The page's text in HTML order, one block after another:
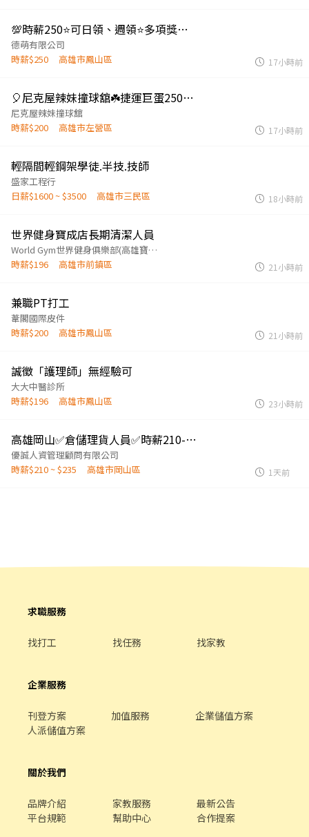
💯時薪250⭐可日領、週領⭐多項獎金年終生日禮金⭐車用鋰電池製造/品檢.hhhf
德萌有限公司
時薪$250
高雄市鳳山區 17小時前
🎈尼克屋辣妹撞球舘☘️捷運巨蛋250公尺/誠徵/早中晚班/打工/兼職/假日/平日
尼克屋辣妹撞球舘
時薪$200
高雄市左營區 17小時前
輕隔間輕鋼架學徒.半技.技師
盛家工程行
日薪$1600 ~ $3500
高雄市三民區 18小時前
世界健身寶成店長期清潔人員
World Gym世界健身俱樂部(高雄寶成店)
時薪$196
高雄市前鎮區 21小時前
兼職PT打工
葦閣國際皮件
時薪$200
高雄市鳳山區 21小時前
誠徵「護理師」無經驗可
大大中醫診所
時薪$196
高雄市鳳山區 23小時前
高雄岡山✅️倉儲理貨人員✅️時薪210-235起✅️書審✅️可日領✅️可週領
優誠人資管理顧問有限公司
時薪$210 ~ $235
高雄市岡山區 1天前
求職服務
找打工 找任務 找家教
企業服務
刊登方案 加值服務
企業儲值方案
人派儲值方案
關於我們
品牌介紹 家教服務
最新公告
平台規範
幫助中心 合作提案